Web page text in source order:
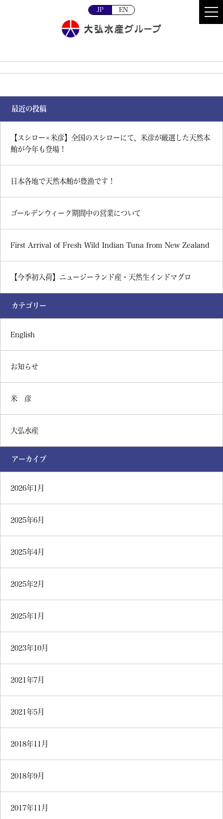
JP EN
最近の投稿
【スシロー×米彦】全国のスシローにて、米彦が厳選した天然本
鮪が今年も登場！
日本各地で天然本鮪が豊漁です！
ゴールデンウィーク期間中の営業について
First Arrival of Fresh Wild Indian Tuna from New Zealand
【今季初入荷】ニュージーランド産・天然生インドマグロ
カテゴリー
English
お知らせ
米 彦
大弘水産
アーカイブ
2026年1月
2025年6月
2025年4月
2025年2月
2025年1月
2023年10月
2021年7月
2021年5月
2018年11月
2018年9月
2017年11月